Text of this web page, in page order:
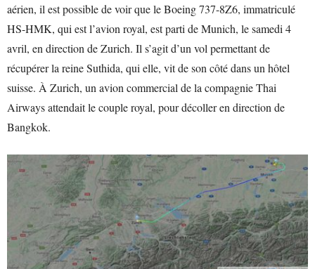
aérien, il est possible de voir que le Boeing 737-8Z6, immatriculé
HS-HMK, qui est l’avion royal, est parti de Munich, le samedi 4
avril, en direction de Zurich. Il s’agit d’un vol permettant de
récupérer la reine Suthida, qui elle, vit de son côté dans un hôtel
suisse. À Zurich, un avion commercial de la compagnie Thai
Airways attendait le couple royal, pour décoller en direction de
Bangkok.